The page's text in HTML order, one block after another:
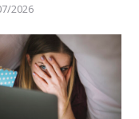
2026